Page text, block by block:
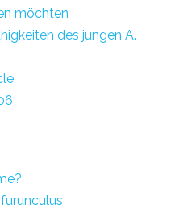
möchten
des jungen A.